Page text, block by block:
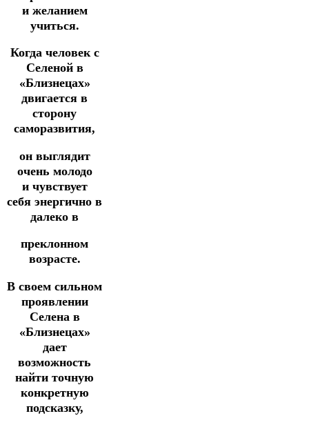
и желанием
учиться.
Когда человек с
Селеной в
«Близнецах»
двигается в
сторону
саморазвития,
он выглядит
очень молодо
и чувствует
себя энергично в
далеко в
преклонном
возрасте.
В своем сильном
проявлении
Селена в
«Близнецах»
дает
возможность
найти точную
конкретную
подсказку,